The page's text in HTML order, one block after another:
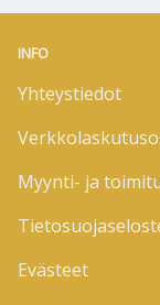
INFO
Yhteystiedot
Myynti- ja
Evästeet